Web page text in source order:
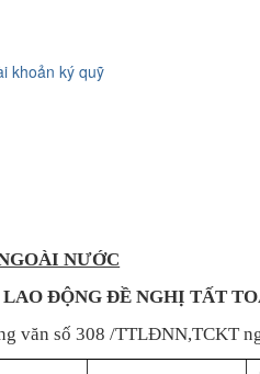
khoản ký quỹ
NƯỚC
ĐỘNG ĐỀ NGHỊ TẤT
văn số 308 /TTLĐNN,TCKT